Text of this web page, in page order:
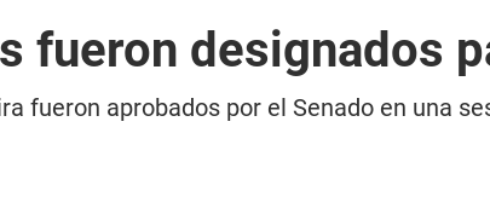
fueron designados
fueron aprobados por el Senado en una